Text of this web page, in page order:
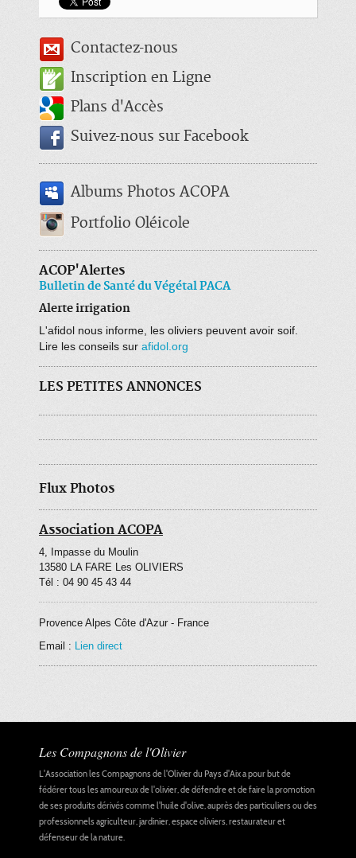
Contactez-nous
Inscription en Ligne
Plans d'Accès
Suivez-nous sur Facebook
Albums Photos ACOPA
Portfolio Oléicole
ACOP'Alertes
Bulletin de Santé du Végétal PACA
Alerte irrigation
L'afidol nous informe, les oliviers peuvent avoir soif.
Lire les conseils sur afidol.org
LES PETITES ANNONCES
Flux Photos
Association ACOPA
4, Impasse du Moulin
13580 LA FARE Les OLIVIERS
Tél : 04 90 45 43 44
Provence Alpes Côte d'Azur - France
Email : Lien direct
Les Compagnons de l'Olivier
L'Association les Compagnons de l'Olivier du Pays d'Aix a pour but de
fédérer tous les amoureux de l'olivier, de défendre et de faire la promotion
de ses produits dérivés comme l'huile d'olive, auprès des particuliers ou des
professionnels agriculteur, jardinier, espace oliviers , restaurateur et
défenseur de la nature.